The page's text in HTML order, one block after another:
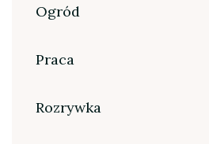
Ogród
Praca
Rozrywka